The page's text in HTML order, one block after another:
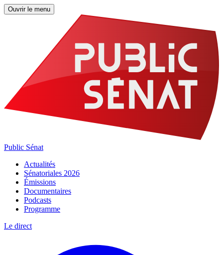
Ouvrir le menu
Public Sénat
Actualités
Sénatoriales 2026
Émissions
Documentaires
Podcasts
Programme
Le direct